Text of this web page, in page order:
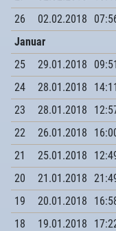
26
02.02.2018
Januar
25
29.01.2018 09:51
24
28.01.2018 14:11
23
28.01.2018
22
26.01.2018
21
25.01.2018
20
21.01.2018
19
20.01.2018
18
19.01.2018